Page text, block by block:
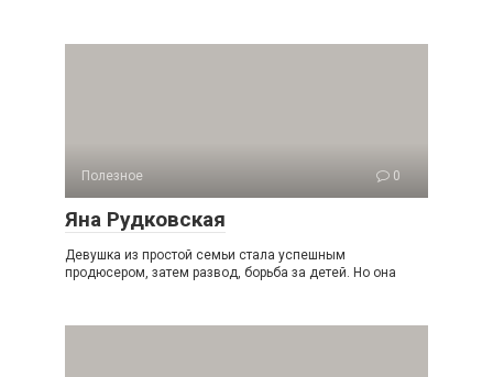
Полезное 0
Яна Рудковская
Девушка из простой семьи стала успешным
продюсером, затем развод, борьба за детей. Но она